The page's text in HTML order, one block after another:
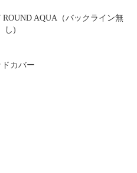
AQUA（バックライン無
し)
カバー